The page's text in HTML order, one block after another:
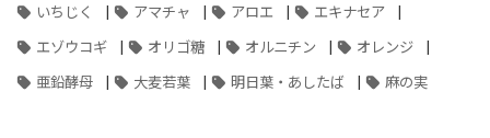
いちじく | アマチャ | アロエ | エキナセア |
エゾウコギ | オリゴ糖 | オルニチン | オレンジ |
亜鉛酵母 | 大麦若葉 | 明日葉・あしたば | 麻の実